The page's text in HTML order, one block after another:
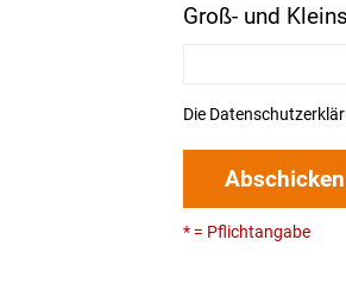
Groß- und
Die
Abschicken
* = Pflichtangabe